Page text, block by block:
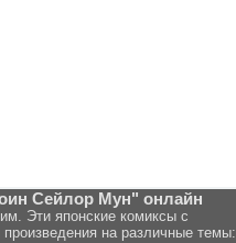
Сейлор Мун" онлайн
Эти японские комиксы с
на различные темы: